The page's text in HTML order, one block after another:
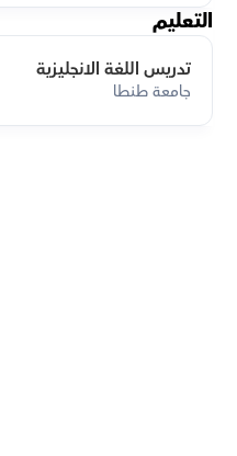
التعليم
تدريس اللغة الانجليزية
جامعة طنطا